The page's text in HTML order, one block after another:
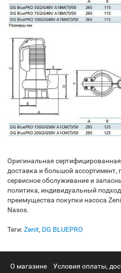
Оригинальная
доставка и большой ассортимент,
сервисное обслуживание и
политика, индивидуальный
преимущества покупки насоса
Nasos.
Теги:Zenit, DG BLUEPRO
О магазине Условия оплаты,